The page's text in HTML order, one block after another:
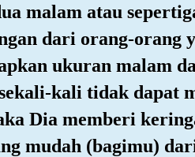
malam atau
dari orang-orang
ukuran malam
kali tidak dapat
Dia memberi
mudah (bagimu)